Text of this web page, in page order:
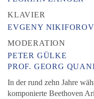
KLAVIER
EVGENY NIKIFOROV
MODERATION
PETER GÜLKE
PROF. GEORG
In der rund zehn Jahre
komponierte Beethoven